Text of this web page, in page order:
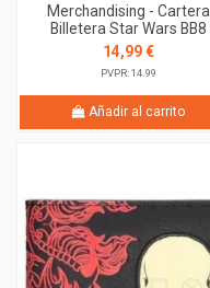
Merchandising - Cartera
Billetera Star Wars BB8
14,99 €
PVPR: 14.99
Añadir al carrito